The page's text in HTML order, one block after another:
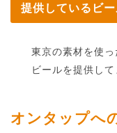
提供しているビ
東京の素材を使
ビールを提供して
オンタップへ